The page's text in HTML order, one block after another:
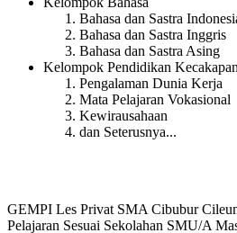
Bahasa dan Sastra
Bahasa dan Sastra Inggris
Bahasa dan Sastra Asing
Kelompok Pendidikan
Pengalaman Dunia Kerja
Mata Pelajaran Vokasional
Kewirausahaan
dan Seterusnya...
GEMPI Les Privat SMA Cibubur
Pelajaran Sesuai Sekolahan SMU/A